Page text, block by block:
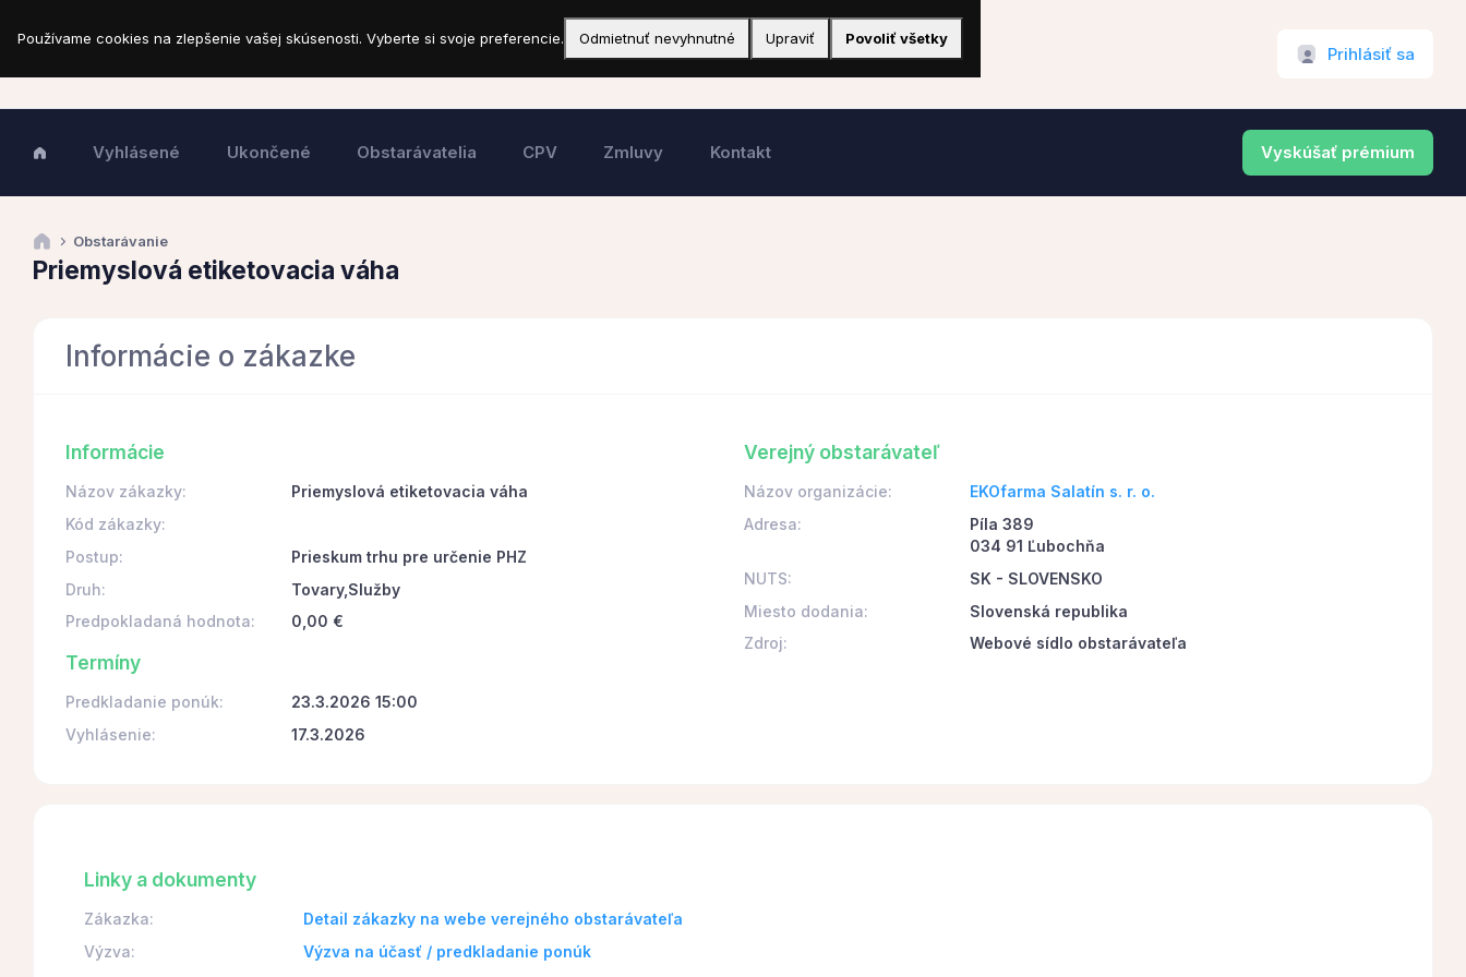
Prihlásiť sa
Vyhlásené Ukončené Obstarávatelia CPV Zmluvy Kontakt Vyskúšať prémium
Obstarávanie
Priemyslová etiketovacia váha
Informácie o zákazke
Informácie
Názov zákazky:
Priemyslová etiketovacia váha
Kód zákazky:
Postup:
Prieskum trhu pre určenie PHZ
Druh:
Tovary,Služby
Predpokladaná hodnota:
0,00 €
Termíny
Predkladanie ponúk:
23.3.2026 15:00
Vyhlásenie:
17.3.2026
Verejný obstarávateľ
Názov organizácie:
EKOfarma Salatín s. r. o.
Adresa:
Píla 389
034 91 Ľubochňa
NUTS:
SK - SLOVENSKO
Miesto dodania:
Slovenská republika
Zdroj:
Webové sídlo obstarávateľa
Linky a dokumenty
Zákazka:
Detail zákazky na webe verejného obstarávateľa
Výzva:
Výzva na účasť / predkladanie ponúk
Používame cookies na zlepšenie vašej skúsenosti. Vyberte si svoje preferencie. Odmietnuť nevyhnutné Upraviť Povoliť všetky